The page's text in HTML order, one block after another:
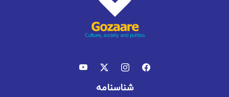
شناسنامه